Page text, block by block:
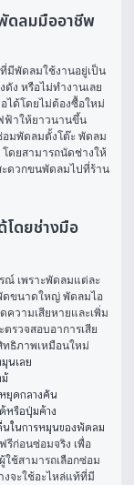
ดลมมืออาชีพ
มีพัดลมใช้งานอยู่เป็น
ง หรือไม่ทำงานเลย
ได้โดยไม่ต้องซื้อใหม่
ฟ้าให้ยาวนานขึ้น
มพัดลมตั้งโต๊ะ พัดลม
ดยสามารถนัดช่างให้
ะดวกขนพัดลมไปที่ร้าน
ดยช่างมือ
ณ์ เพราะพัดลมแต่ละ
ดขนาดใหญ่ พัดลมไอ
วามเสียหายและเพิ่ม
รวจสอบอาการเสีย
ทธิภาพเหมือนใหม่
นเลย
ยุดกลางคัน
หรือปุ่มค้าง
นในการหมุนของพัดลม
รีก่อนซ่อมจริง เพื่อ
ใช้สามารถเลือกซ่อม
จะใช้อะไหล่แท้ที่มี